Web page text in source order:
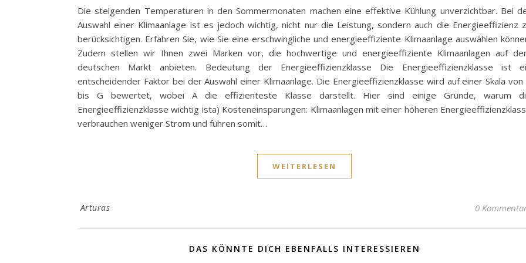
Die steigenden Temperaturen in den Sommermonaten machen eine effektive Kühlung unverzichtbar. Bei
Auswahl einer Klimaanlage ist es jedoch wichtig, nicht nur die Leistung, sondern auch die Energieeffizienz
berücksichtigen. Erfahren Sie, wie Sie eine erschwingliche und energieeffiziente Klimaanlage auswählen
Zudem stellen wir Ihnen zwei Marken vor, die hochwertige und energieeffiziente Klimaanlagen auf
deutschen Markt anbieten. Bedeutung der Energieeffizienzklasse Die Energieeffizienzklasse ist
entscheidender Faktor bei der Auswahl einer Klimaanlage. Die Energieeffizienzklasse wird auf einer Skala von
bis G bewertet, wobei A die effizienteste Klasse darstellt. Hier sind einige Gründe, warum
Energieeffizienzklasse wichtig ista) Kosteneinsparungen: Klimaanlagen mit einer höheren
verbrauchen weniger Strom und führen somit…
WEITERLESEN
Arturas 0
DAS KÖNNTE DICH EBENFALLS INTERESSIEREN